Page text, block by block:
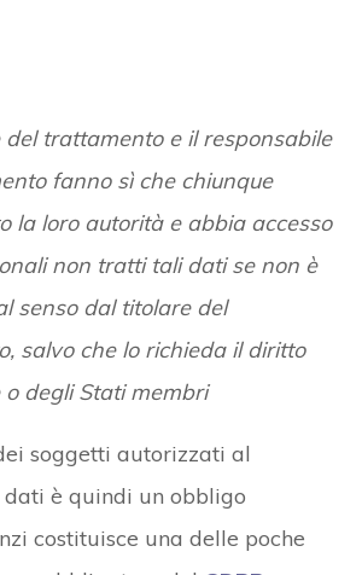
del trattamento e il responsabile
fanno sì che chiunque
la loro autorità e abbia accesso
non tratti tali dati se non è
senso dal titolare del
salvo che lo richieda il diritto
o degli Stati membri
soggetti autorizzati al
è quindi un obbligo
costituisce una delle poche